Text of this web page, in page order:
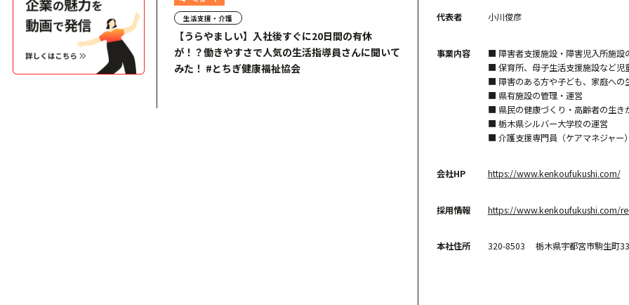
生活支援・介護
【うらやましい】入社後すぐに20日間の有休
が！？働きやすさで人気の生活指導員さんに聞いて
みた！ #とちぎ健康福祉協会
代表者 小川俊彦
事業内容
■ 障害者支援施設・障害児入所施設
■ 保育所、母子生活支援施設など児
■ 障害のある方や子ども、家庭への
■ 県有施設の管理・運営
■ 県民の健康づくり・高齢者の生き
■ 栃木県シルバー大学校の運営
■ 介護支援専門員（ケアマネジャー
会社HP https://www.kenkoufukushi.com/
採用情報 https://www.kenkoufukushi.com/
本社住所 320-8503 栃木県宇都宮市駒生町